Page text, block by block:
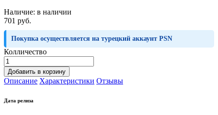
Наличие: в наличии
701 руб.
Покупка осуществляется на турецкий аккаунт PSN
Колличество
Добавить в корзину
Описание Характеристики Отзывы
Дата релиза